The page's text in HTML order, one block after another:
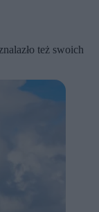
też swoich